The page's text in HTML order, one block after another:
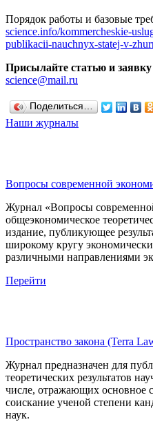
Порядок работы и базовые
science.info/kommercheskie-
publikacii-nauchnyx-statej-v-
Присылайте статью и заявку
science@mail.ru
Поделиться…
Наши журналы
Вопросы современной
Журнал «Вопросы
общеэкономическое
издание, публикующее
широкому кругу
различными направлениями
Перейти
Пространство закона (Terra
Журнал предназначен для
теоретических результатов
числе, отражающих основное
соискание ученой степени
наук.